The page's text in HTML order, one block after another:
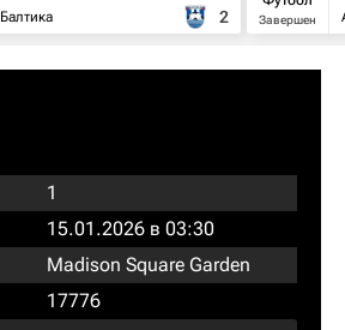
Балтика
2
Завершен
1
15.01.2026 в 03:30
Madison Square Garden
17776